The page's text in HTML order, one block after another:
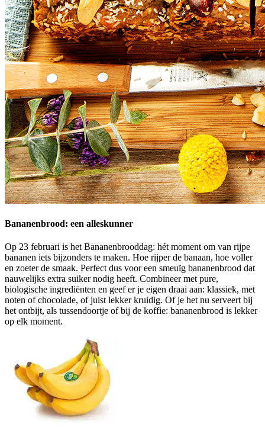
Bananenbrood: een alleskunner
Op 23 februari is het Bananenbrooddag: hét moment om van rijpe
bananen iets bijzonders te maken. Hoe rijper de banaan, hoe voller
en zoeter de smaak. Perfect dus voor een smeuïg bananenbrood dat
nauwelijks extra suiker nodig heeft. Combineer met pure,
biologische ingrediënten en geef er je eigen draai aan: klassiek, met
noten of chocolade, of juist lekker kruidig. Of je het nu serveert bij
het ontbijt, als tussendoortje of bij de koffie: bananenbrood is lekker
op elk moment.